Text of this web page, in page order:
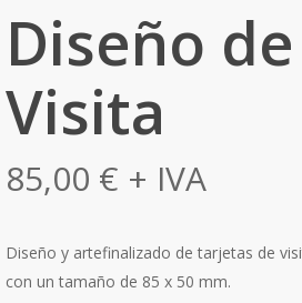
Diseño
Visita
85,00 € + IVA
Diseño y artefinalizado de tarjetas de
con un tamaño de 85 x 50 mm.